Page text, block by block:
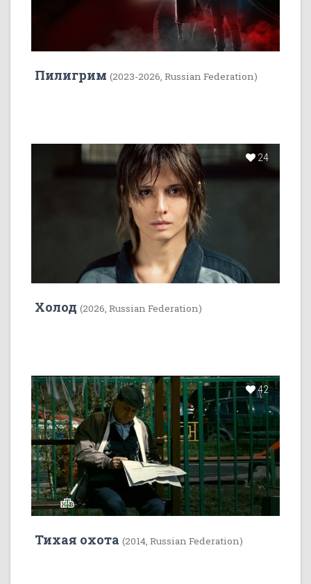
Пилигрим (2023-2026, Russian Federation)
24
Холод (2026, Russian Federation)
42
Тихая охота (2014, Russian Federation)